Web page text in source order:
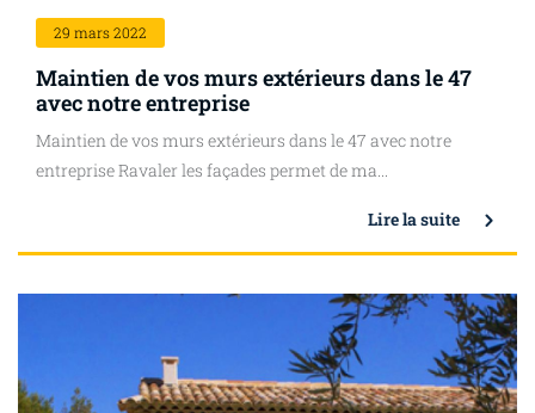
29 mars 2022
Maintien de vos murs extérieurs dans le 47
avec notre entreprise
Maintien de vos murs extérieurs dans le 47 avec notre
entreprise Ravaler les façades permet de ma...
Lire la suite